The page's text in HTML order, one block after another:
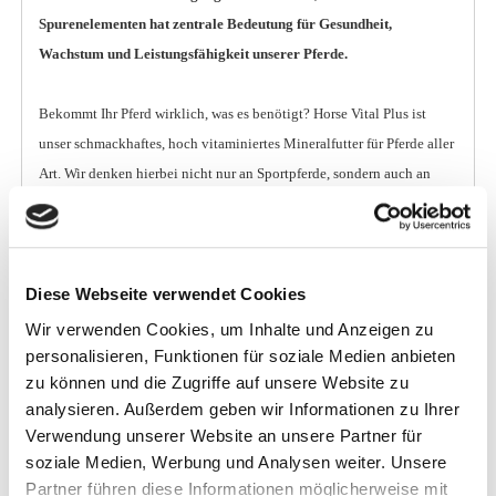
Diese Webseite verwendet Cookies
Wir verwenden Cookies, um Inhalte und Anzeigen zu
personalisieren, Funktionen für soziale Medien anbieten
zu können und die Zugriffe auf unsere Website zu
analysieren. Außerdem geben wir Informationen zu Ihrer
Verwendung unserer Website an unsere Partner für
soziale Medien, Werbung und Analysen weiter. Unsere
Partner führen diese Informationen möglicherweise mit
Spurenelementen hat zentrale Bedeutung für Gesundheit,
Wachstum und Leistungsfähigkeit unserer Pferde.
Bekommt Ihr Pferd wirklich, was es benötigt? Horse Vital Plus ist
unser schmackhaftes, hoch vitaminiertes Mineralfutter für Pferde aller
Art. Wir denken hierbei nicht nur an Sportpferde, sondern auch an
Deckhengste oder tragende und laktierende Stuten, die überwiegend
mit traditioneller Getreide/Raufutter-Ration versorgt werden. Horse
Ration ein, was Ihr Pferd braucht, um gesund und leistungsfähig zu
bleiben. Es unterstützt durch die hochwertige Zusammensetzung alle
notwendigen Stoffwechselprozesse und fördert somit die
Immunabwehr und eine lang anhaltende Vitalität.
Zusammensetzung
Weizenkleie 31,1 %